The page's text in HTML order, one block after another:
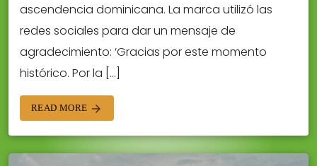
ascendencia dominicana. La marca utilizó las
redes sociales para dar un mensaje de
agradecimiento: ‘Gracias por este momento
histórico. Por la […]
READ MORE arrow_forward